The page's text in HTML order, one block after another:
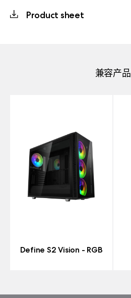
Product sheet
兼容产品
Define S2 Vision - RGB